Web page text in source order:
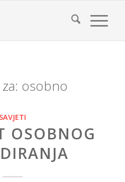
osobno
SAVJETI
OSOBNOG